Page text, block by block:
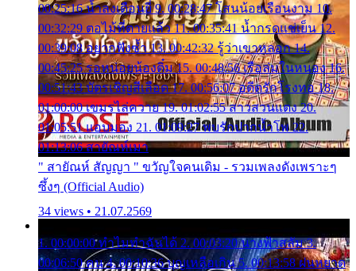
00:25:16 น้ำลงเดือนยี่ 9. 00:28:47 โสนน้อยเรือนงาม 10.
00:32:29 ตอไม้ที่ตายแล้ว 11. 00:35:41 น้ำกรดแช่เย็น 12.
00:39:08 อยากฟังซ้ำ 13. 00:42:32 รู้ว่าเขาหลอก 14.
00:45:25 รอหน่อยน้องติ๋ม 15. 00:48:56 เรือล่มในหนอง 16.
00:51:43 บัตรเชิญสีเลือด 17. 00:56:07 อดีตรักโรงทอ 18.
01:00:00 เขมรไล่ควาย 19. 01:02:55 สาวสวนแตง 20.
01:05:51 แอบมอง 21. 01:09:27 พบรักปากน้ำโพ 22.
01:13:06 สายัณห์เมา
" สายัณห์ สัญญา " ขวัญใจคนเดิม - รวมเพลงดังเพราะๆ
ซึ้งๆ (Official Audio)
34 views • 21.07.2569
1. 00:00:00 ทำไมทำฉันได้ 2. 00:03:20 นางฟ้าสลัม 3.
00:06:50 คน 4. 00:10:36 บุญเหลือเกิน 5. 00:13:58 ฝนหยาด